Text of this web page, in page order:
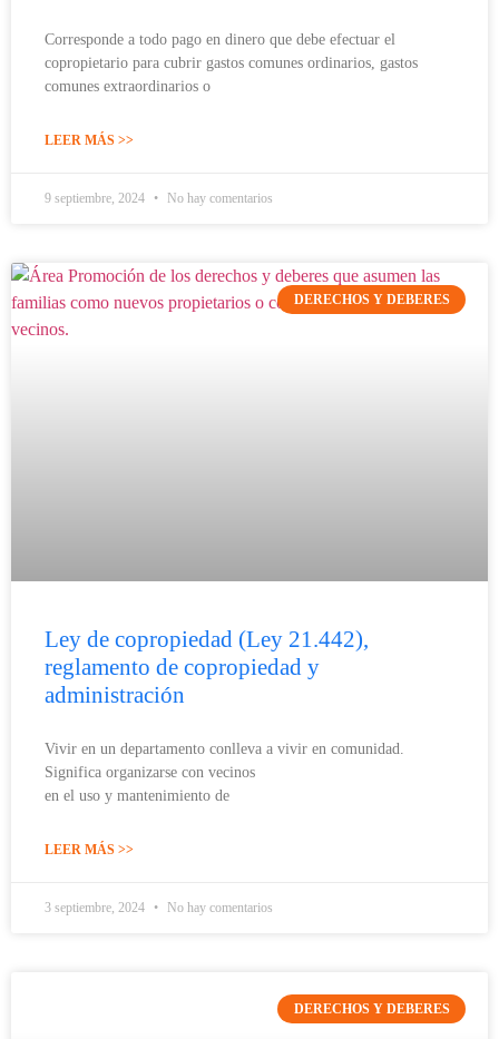
Corresponde a todo pago en dinero que debe efectuar el
copropietario para cubrir gastos comunes ordinarios, gastos
comunes extraordinarios o
LEER MÁS >>
9 septiembre, 2024 No hay comentarios
DERECHOS Y DEBERES
Ley de copropiedad (Ley 21.442),
reglamento de copropiedad y
administración
Vivir en un departamento conlleva a vivir en comunidad.
Significa organizarse con vecinos
en el uso y mantenimiento de
LEER MÁS >>
3 septiembre, 2024 No hay comentarios
DERECHOS Y DEBERES